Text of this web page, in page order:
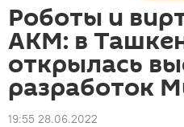
Роботы и
АКМ: в
открылась
разработок
19:55 28.06.2022